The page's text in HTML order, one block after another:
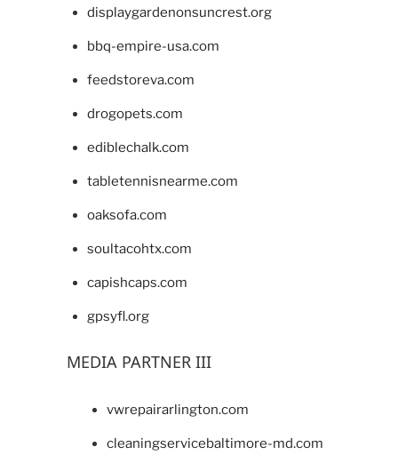
displaygardenonsuncrest.org
bbq-empire-usa.com
feedstoreva.com
drogopets.com
ediblechalk.com
tabletennisnearme.com
oaksofa.com
soultacohtx.com
capishcaps.com
gpsyfl.org
MEDIA PARTNER III
vwrepairarlington.com
cleaningservicebaltimore-md.com